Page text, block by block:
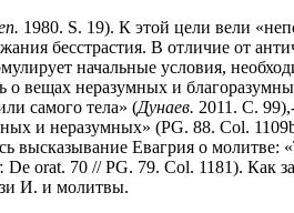
1980. S. 19). К этой цели вели
бесстрастия. В отличие от
начальные условия,
вещах неразумных и
самого тела» (Дунаев. 2011. С.
и неразумных» (PG. 88. Col.
высказывание Евагрия о
De orat. 70 // PG. 79. Col. 1181). Как
И. и молитвы.